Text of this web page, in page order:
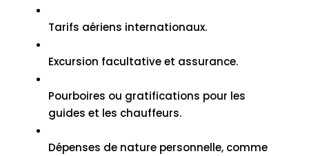
Tarifs aériens internationaux.
Excursion facultative et assurance.
Pourboires ou gratifications pour les
guides et les chauffeurs.
Dépenses de nature personnelle, comme